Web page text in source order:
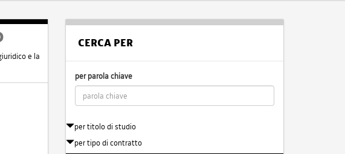
e la
CERCA PER
per parola chiave
per titolo di studio
per tipo di contratto